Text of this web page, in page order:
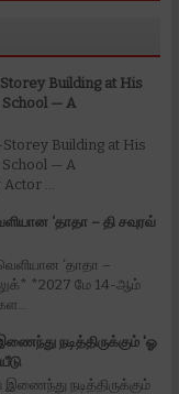
Building at His
School — A
Building at His
School — A
...
‘தாதா – தி சவுரவ்
‘தாதா –
லுக்* *2027 மே 14-ஆம்
நடித்திருக்கும் 'ஓ
நடித்திருக்கும்